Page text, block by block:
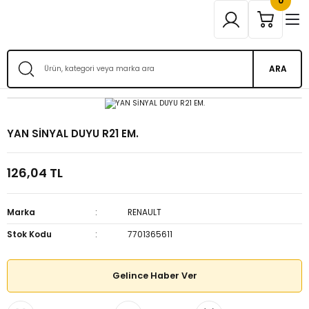
ARA
YAN SİNYAL DUYU R21 EM.
126,04 TL
Marka
RENAULT
Stok Kodu
7701365611
Gelince Haber Ver